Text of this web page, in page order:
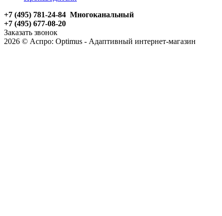
+7 (495) 781-24-84 Многоканальный
+7 (495) 677-08-20
Заказать звонок
2026 © Аспро: Optimus - Адаптивный интернет-магазин